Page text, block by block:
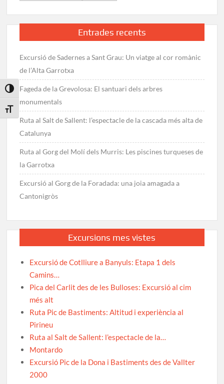
Toggle High Contrast
Toggle Font size
Entrades recents
Excursió de Sadernes a Sant Grau: Un viatge al cor romànic
de l’Alta Garrotxa
Fageda de la Grevolosa: El santuari dels arbres
monumentals
Ruta al Salt de Sallent: l’espectacle de la cascada més alta de
Catalunya
Ruta al Gorg del Molí dels Murris: Les piscines turqueses de
la Garrotxa
Excursió al Gorg de la Foradada: una joia amagada a
Cantonigròs
Excursions mes vistes
Excursió de Cotlliure a Banyuls: Etapa 1 dels
Camins…
Pica del Carlit des de les Bulloses: Excursió al cim
més alt
Ruta Pic de Bastiments: Altitud i experiència al
Pirineu
Ruta al Salt de Sallent: l’espectacle de la…
Montardo
Excursió Pic de la Dona i Bastiments des de Vallter
2000